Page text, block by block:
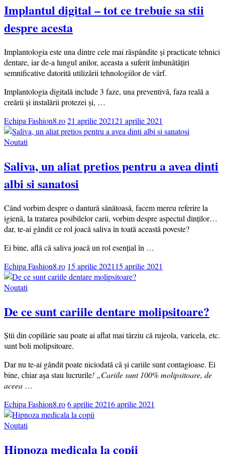
Implantul digital – tot ce trebuie sa stii
despre acesta
Implantologia este una dintre cele mai răspândite și practicate tehnici
dentare, iar de-a lungul anilor, aceasta a suferit îmbunătățiri
semnificative datorită utilizării tehnologiilor de vârf.
Implantologia digitală include 3 faze, una preventivă, faza reală a
creării și instalării protezei și, …
Echipa Fashion8.ro21 aprilie 202121 aprilie 2021
Noutati
Saliva, un aliat pretios pentru a avea dinti
albi si sanatosi
Când vorbim despre o dantură sănătoasă, facem mereu referire la
igienă, la tratarea posibilelor carii, vorbim despre aspectul dinților…
dar, te-ai gândit ce rol joacă saliva în toată această poveste?
Ei bine, află că saliva joacă un rol esențial în …
Echipa Fashion8.ro 15 aprilie 2021 15 aprilie 2021
Noutati
De ce sunt cariile dentare molipsitoare?
Știi din copilărie sau poate ai aflat mai târziu că rujeola, varicela, etc.
sunt boli molipsitoare.
Dar nu te-ai gândit poate niciodată că și cariile sunt contagioase. Ei
bine, chiar așa stau lucrurile! „Cariile sunt 100% molipsitoare, de
aceea …
Echipa Fashion8.ro6 aprilie 20216 aprilie 2021
Noutati
Hipnoza medicala la copii